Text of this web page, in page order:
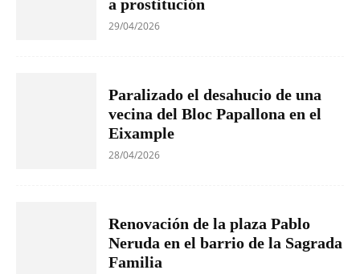
a prostitución
29/04/2026
Paralizado el desahucio de una
vecina del Bloc Papallona en el
Eixample
28/04/2026
Renovación de la plaza Pablo
Neruda en el barrio de la Sagrada
Familia